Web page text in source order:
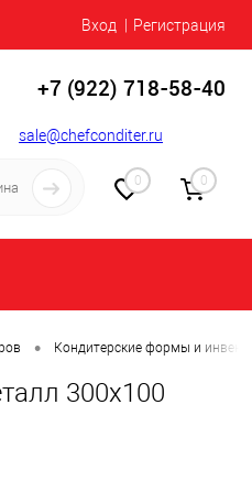
Вход Регистрация
+7 (922) 718-58-40
sale@chefconditer.ru
0 0
• Кондитерские формы и
300х100